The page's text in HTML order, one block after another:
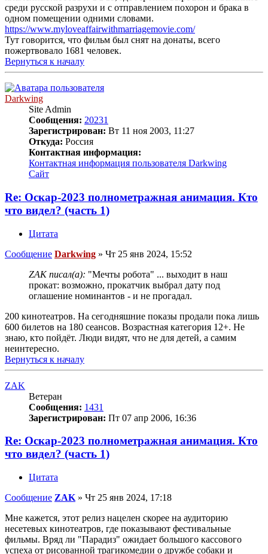
среди русской разрухи и с отправлением похорон и брака в
одном помещении одними словами.
https://www.myloveaffairwithmarriagemovie.com/
Тут говорится, что фильм был снят на донаты, всего
пожертвовало 1681 человек.
Вернуться к началу
Darkwing
Site Admin
Сообщения: 20231
Зарегистрирован: Вт 11 ноя 2003, 11:27
Откуда: Россия
Контактная информация:
Контактная информация пользователя Darkwing
Сайт
Re: Оскар-2023 полнометражная анимация. Кто
что видел? (часть 1)
Цитата
Сообщение Darkwing » Чт 25 янв 2024, 15:52
ZAK писал(а): "Мечты робота" ... выходит в наш
прокат: возможно, прокатчик выбрал дату под
оглашение номинантов - и не прогадал.
200 кинотеатров. На сегодняшние показы продали пока лишь
600 билетов на 180 сеансов. Возрастная категория 12+. Не
знаю, кто пойдёт. Люди видят, что не для детей, а самим
неинтересно.
Вернуться к началу
ZAK
Ветеран
Сообщения: 1431
Зарегистрирован: Пт 07 апр 2006, 16:36
Re: Оскар-2023 полнометражная анимация. Кто
что видел? (часть 1)
Цитата
Сообщение ZAK » Чт 25 янв 2024, 17:18
Мне кажется, этот релиз нацелен скорее на аудиторию
несетевых кинотеатров, где показывают фестивальные
фильмы. Вряд ли "Парадиз" ожидает большого кассового
успеха от рисованной трагикомедии о дружбе собаки и